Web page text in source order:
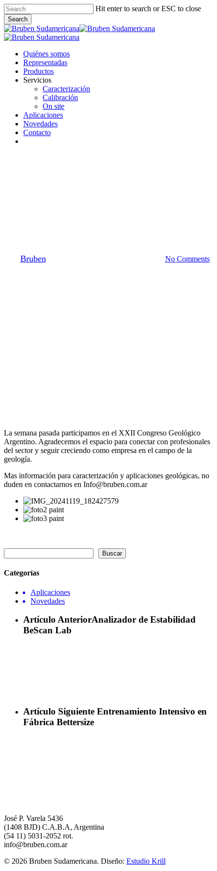
Skip
to
main
content
Hit enter to search or ESC to close
Search
Close
Search
Menu
Quiénes somos
Representadas
Productos
Servicios
Caracterización
Calibración
On site
Aplicaciones
Novedades
Contacto
Bruben No Comments
La semana pasada participamos en el XXII Congreso Geológico
Argentino. Agradecemos el espacio para conectar con profesionales
del sector y seguir creciendo como empresa en el campo de la
geología.
Mas información para caracterización y aplicaciones geológicas, no
duden en contactarnos en Info@bruben.com.ar
Buscar
Categorías
Aplicaciones
Novedades
Artículo AnteriorAnalizador de Estabilidad
BeScan Lab
Artículo Siguiente Entrenamiento Intensivo en
Fábrica Bettersize
José P. Varela 5436
(1408 BJD) C.A.B.A, Argentina
(54 11) 5031-2052 rot.
info@bruben.com.ar
© 2026 Bruben Sudamericana. Diseño: Estudio Krill